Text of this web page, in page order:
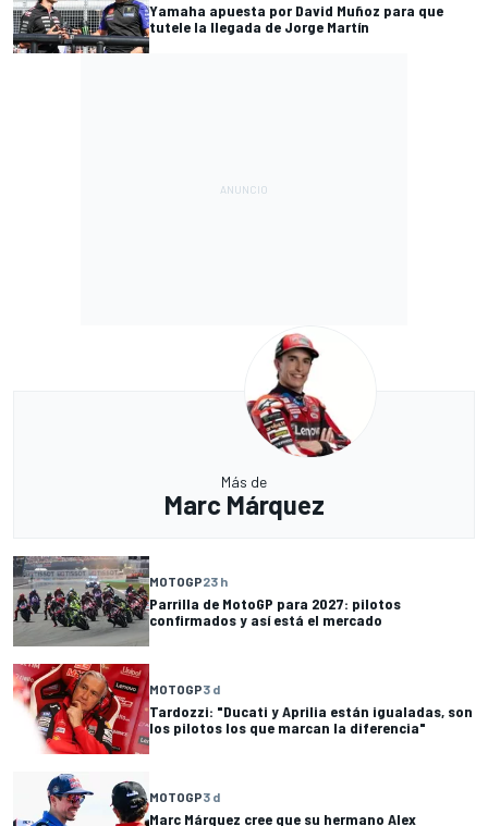
Yamaha apuesta por David Muñoz para que
tutele la llegada de Jorge Martín
Más de
Marc Márquez
MOTOGP23 h
Parrilla de MotoGP para 2027: pilotos
confirmados y así está el mercado
MOTOGP3 d
Tardozzi: "Ducati y Aprilia están igualadas, son
los pilotos los que marcan la diferencia"
MOTOGP3 d
Marc Márquez cree que su hermano Alex